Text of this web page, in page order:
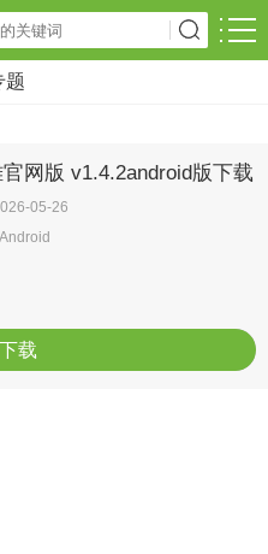
题
网版 v1.4.2android版下载
05-26
载